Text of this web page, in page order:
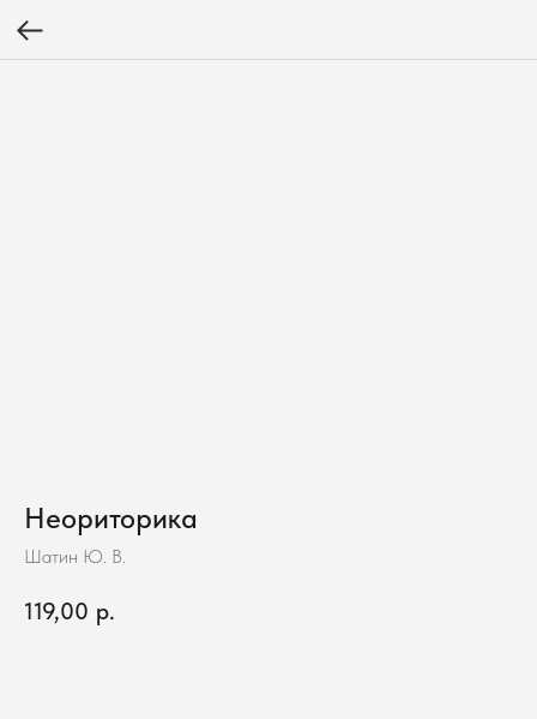
Неориторика
Шатин Ю. В.
119,00 р.